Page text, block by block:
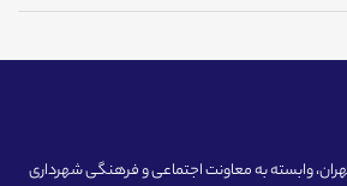
وابسته به معاونت اجتماعی و فرهنگی شهرداری